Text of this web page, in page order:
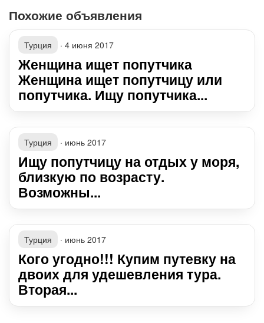
Похожие объявления
Турция · 4 июня 2017
Женщина ищет попутчика
Женщина ищет попутчицу или
попутчика. Ищу попутчика...
Турция · июнь 2017
Ищу попутчицу на отдых у моря,
близкую по возрасту.
Возможны...
Турция · июнь 2017
Кого угодно!!! Купим путевку на
двоих для удешевления тура.
Вторая...